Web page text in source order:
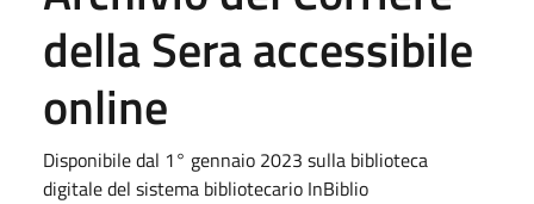
della Sera accessibile
online
Disponibile dal 1° gennaio 2023 sulla biblioteca
digitale del sistema bibliotecario InBiblio